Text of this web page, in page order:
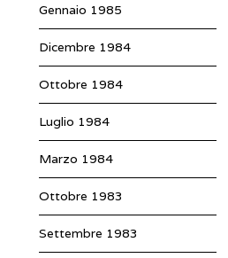
Gennaio 1985
Dicembre 1984
Ottobre 1984
Luglio 1984
Marzo 1984
Ottobre 1983
Settembre 1983